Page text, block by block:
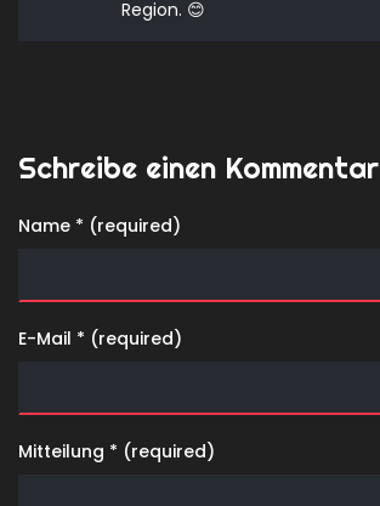
Region. 😊
Schreibe einen Kommentar
Name * (required)
E-Mail * (required)
Mitteilung * (required)